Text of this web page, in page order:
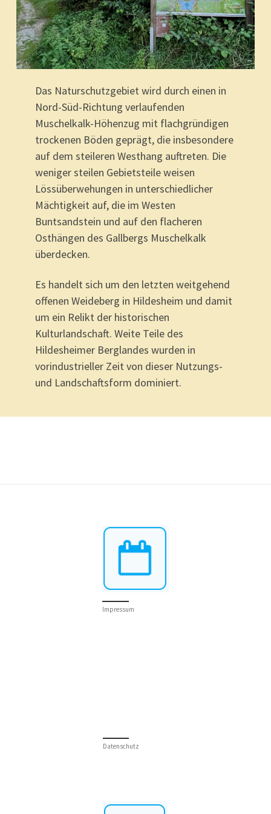
Das Naturschutzgebiet wird durch einen in
Nord-Süd-Richtung verlaufenden
Muschelkalk-Höhenzug mit flachgründigen
trockenen Böden geprägt, die insbesondere
auf dem steileren Westhang auftreten. Die
weniger steilen Gebietsteile weisen
Lössüberwehungen in unterschiedlicher
Mächtigkeit auf, die im Westen
Buntsandstein und auf den flacheren
Osthängen des Gallbergs Muschelkalk
überdecken.
Es handelt sich um den letzten weitgehend
offenen Weideberg in Hildesheim und damit
um ein Relikt der historischen
Kulturlandschaft. Weite Teile des
Hildesheimer Berglandes wurden in
vorindustrieller Zeit von dieser Nutzungs-
und Landschaftsform dominiert.
Impressum
Datenschutz